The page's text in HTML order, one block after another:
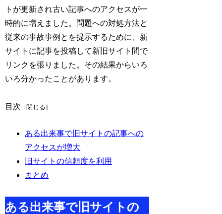
トが更新され古い記事へのアクセスが一
時的に増えました。問題への対処方法と
従来の事故事例とを提示するために、新
サイトに記事を投稿して新旧サイト間で
リンクを張りました。その結果からいろ
いろ分かったことがあります。
目次
ある出来事で旧サイトの記事への
アクセスが増大
旧サイトの信頼度を利用
まとめ
ある出来事で旧サイトの